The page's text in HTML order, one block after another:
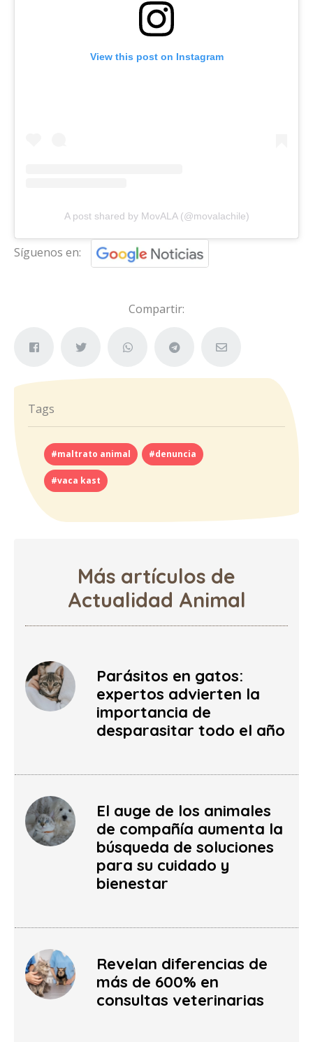
View this post on Instagram
A post shared by MovALA (@movalachile)
Síguenos en:
Compartir:
Tags
#maltrato animal #denuncia
#vaca kast
Más artículos de
Actualidad Animal
Parásitos en gatos:
expertos advierten la
importancia de
desparasitar todo el año
El auge de los animales
de compañía aumenta la
búsqueda de soluciones
para su cuidado y
bienestar
Revelan diferencias de
más de 600% en
consultas veterinarias